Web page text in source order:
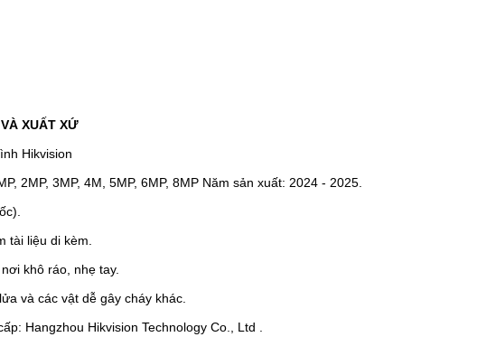
XUẤT XỨ
Hikvision
2MP, 3MP, 4M, 5MP, 6MP, 8MP Năm sản xuất: 2024 - 2025.
tài liệu di kèm.
khô ráo, nhẹ tay.
và các vật dễ gây cháy khác.
Hangzhou Hikvision Technology Co., Ltd .